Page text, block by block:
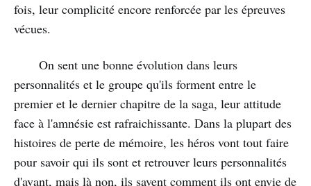
fois, leur complicité encore renforcée par les épreuves
vécues.
On sent une bonne évolution dans leurs
personnalités et le groupe qu'ils forment entre le
premier et le dernier chapitre de la saga, leur attitude
face à l'amnésie est rafraichissante. Dans la plupart des
histoires de perte de mémoire, les héros vont tout faire
pour savoir qui ils sont et retrouver leurs personnalités
d'avant, mais là non, ils savent comment ils ont envie de